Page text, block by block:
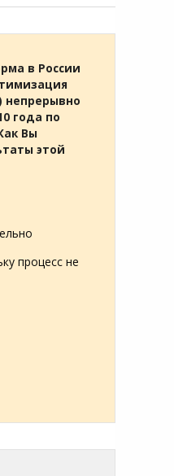
в России
непрерывно
года по
Вы
этой
процесс не